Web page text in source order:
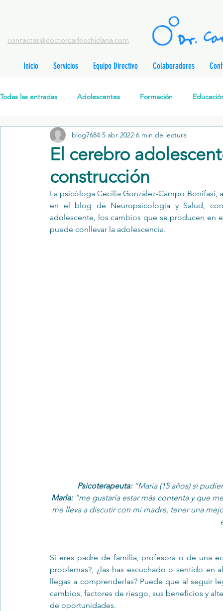
contactar@doctorcarloschiclana.com
Inicio Servicios Equipo Directivo Colaboradores
Todas las entradas Adolescentes Formación
Salud Mental Perinatal Psicoterapia Cognitivo-Analítica
Formación profesionales Jóvenes
Promoción de la salud mental Relaciones de pareja
El cerebro
construcción
blog7684 5 abr 2022 6 min de lectura
La psicóloga Cecilia González-Campo
en el blog de Neuropsicología y Salud,
adolescente, los cambios que se producen en
puede conllevar la adolescencia.
Psicoterapeuta: “María (15 años) si
María: “me gustaría estar más contenta y que
me lleva a discutir con mi madre, tener una
Si eres padre de familia, profesora o de una
problemas?, ¿las has escuchado o sentido en
llegas a comprenderlas? Puede que al seguir
cambios, factores de riesgo, sus beneficios y
de oportunidades.